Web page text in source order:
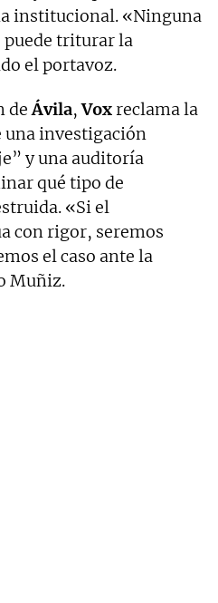
institucional. «Ninguna
puede triturar la
el portavoz.
deÁvila,Voxreclama la
una investigación
y una auditoría
qué tipo de
«Si el
con rigor, seremos
el caso ante la
Muñiz.